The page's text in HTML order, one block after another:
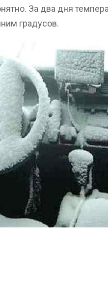
За два дня
градусов.